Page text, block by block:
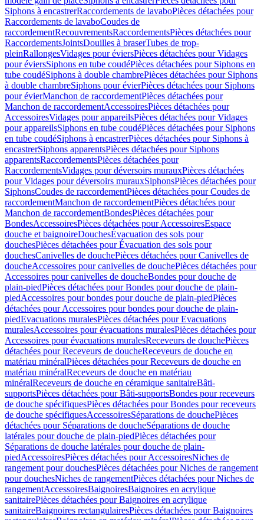
Siphons à encastrerRaccordements de lavaboPièces détachées pour
Raccordements de lavaboCoudes de
raccordementRecouvrementsRaccordementsPièces détachées pour
RaccordementsJointsDouilles à braserTubes de trop-
pleinRallongesVidages pour éviersPièces détachées pour Vidages
pour éviersSiphons en tube coudéPièces détachées pour Siphons en
tube coudéSiphons à double chambrePièces détachées pour Siphons
à double chambreSiphons pour évierPièces détachées pour Siphons
pour évierManchon de raccordementPièces détachées pour
Manchon de raccordementAccessoiresPièces détachées pour
AccessoiresVidages pour appareilsPièces détachées pour Vidages
pour appareilsSiphons en tube coudéPièces détachées pour Siphons
en tube coudéSiphons à encastrerPièces détachées pour Siphons à
encastrerSiphons apparentsPièces détachées pour Siphons
apparentsRaccordementsPièces détachées pour
RaccordementsVidages pour déversoirs murauxPièces détachées
pour Vidages pour déversoirs murauxSiphonsPièces détachées pour
SiphonsCoudes de raccordementPièces détachées pour Coudes de
raccordementManchon de raccordementPièces détachées pour
Manchon de raccordementBondesPièces détachées pour
BondesAccessoiresPièces détachées pour AccessoiresEspace
douche et baignoireDouchesÉvacuation des sols pour
douchesPièces détachées pour Évacuation des sols pour
douchesCanivelles de douchePièces détachées pour Canivelles de
doucheAccessoires pour canivelles de douchePièces détachées pour
Accessoires pour canivelles de doucheBondes pour douche de
plain-piedPièces détachées pour Bondes pour douche de plain-
piedAccessoires pour bondes pour douche de plain-piedPièces
détachées pour Accessoires pour bondes pour douche de plain-
piedEvacuations muralesPièces détachées pour Evacuations
muralesAccessoires pour évacuations muralesPièces détachées pour
Accessoires pour évacuations muralesReceveurs de douchePièces
détachées pour Receveurs de doucheReceveurs de douche en
matériau minéralPièces détachées pour Receveurs de douche en
matériau minéralReceveurs de douche en matériau
minéralReceveurs de douche en céramique sanitaireBâti-
supportsPièces détachées pour Bâti-supportsBondes pour receveurs
de douche spécifiquesPièces détachées pour Bondes pour receveurs
de douche spécifiquesAccessoiresSéparations de douchePièces
détachées pour Séparations de doucheSéparations de douche
latérales pour douche de plain-piedPièces détachées pour
Séparations de douche latérales pour douche de plain-
piedAccessoiresPièces détachées pour AccessoiresNiches de
rangement pour douchesPièces détachées pour Niches de rangement
pour douchesNiches de rangementPièces détachées pour Niches de
rangementAccessoiresBaignoiresBaignoires en acrylique
sanitairePièces détachées pour Baignoires en acrylique
sanitaireBaignoires rectangulairesPièces détachées pour Baignoires